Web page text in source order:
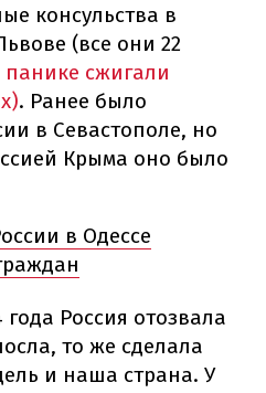
консульства в
(все они 22
панике сжигали
. Ранее было
в Севастополе, но
Крыма оно было
в Одессе
Россия отозвала
то же сделала
и наша страна. У